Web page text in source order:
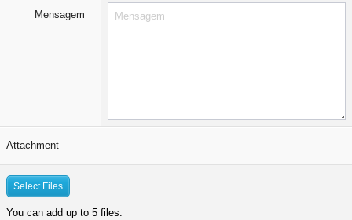
Mensagem
Attachment
Select Files
You can add up to 5 files.